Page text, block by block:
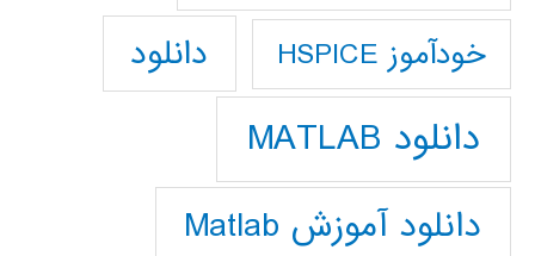
خودآموز HSPICE دانلود
دانلود MATLAB
دانلود آموزش Matlab